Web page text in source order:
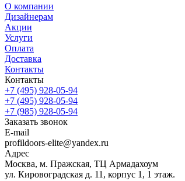
О компании
Дизайнерам
Акции
Услуги
Оплата
Доставка
Контакты
Контакты
+7 (495) 928-05-94
+7 (495) 928-05-94
+7 (985) 928-05-94
Заказать звонок
E-mail
profildoors-elite@yandex.ru
Адрес
Москва, м. Пражская, ТЦ Армадахоум
ул. Кировоградская д. 11, корпус 1, 1 этаж.